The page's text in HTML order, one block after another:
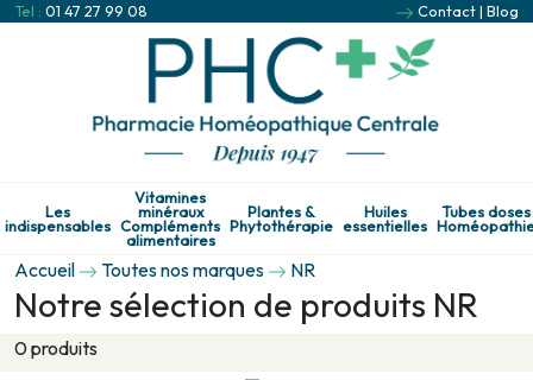
Tel : 01 47 27 99 08 Contact| Blog
Les
indispensables
Vitamines
minéraux
Compléments
alimentaires
Plantes &
Phytothérapie
Huiles
essentielles
Tubes doses
Accueil Toutes nos marques NR
Notre sélection de produits NR
0 produits